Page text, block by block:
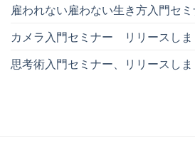
雇われない雇わない生き方入門セ
カメラ入門セミナー リリースしま
思考術入門セミナー、リリースしま